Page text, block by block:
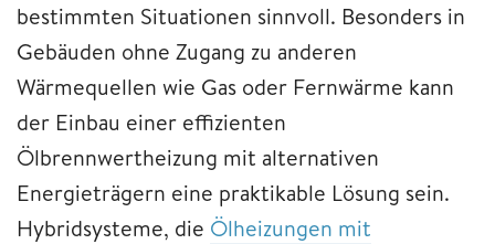
bestimmten Situationen sinnvoll. Besonders in
Gebäuden ohne Zugang zu anderen
Wärmequellen wie Gas oder Fernwärme kann
der Einbau einer effizienten
Ölbrennwertheizung mit alternativen
Energieträgern eine praktikable Lösung sein.
Hybridsysteme, die Ölheizungen mit